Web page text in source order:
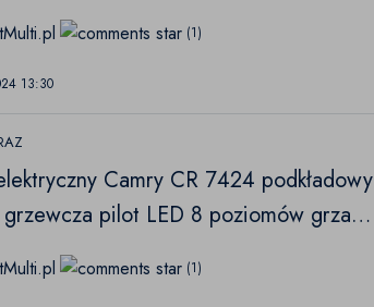
(1)
13:30
Camry CR 7424 podkładowy
pilot LED 8 poziomów grzania
dwuosobowy 150x160cm
beżowy
(1)